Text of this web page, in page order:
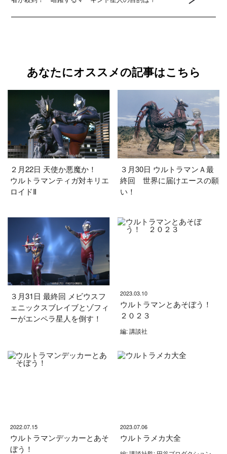
あなたにオススメの記事はこちら
２月22日 天使か悪魔か！
ウルトラマンティガ対キリエ
ロイドⅡ
３月30日 ウルトラマンＡ最
終回 世界に届けエースの願
い！
３月31日 最終回 メビウスフ
ェニックスブレイブとゾフィ
ーがエンペラ星人を倒す！
2023.03.10
ウルトラマンとあそぼう！
２０２３
編: 講談社
2022.07.15
ウルトラマンデッカーとあそ
ぼう！
2023.07.06
ウルトラメカ大全